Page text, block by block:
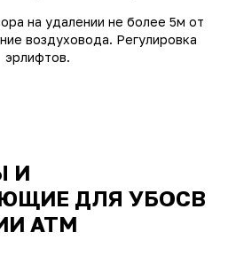
на удалении не более 5м от
воздуховода. Регулировка
эрлифтов.
И
ДЛЯ УБОСВ
АТМ